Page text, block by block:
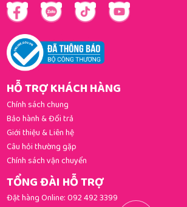
HỖ TRỢ KHÁCH HÀNG
Chính sách chung
Bảo hành & Đổi trả
Giới thiệu & Liên hệ
Câu hỏi thường gặp
Chính sách vận chuyển
TỔNG ĐÀI HỖ TRỢ
Đặt hàng Online:092 492 3399